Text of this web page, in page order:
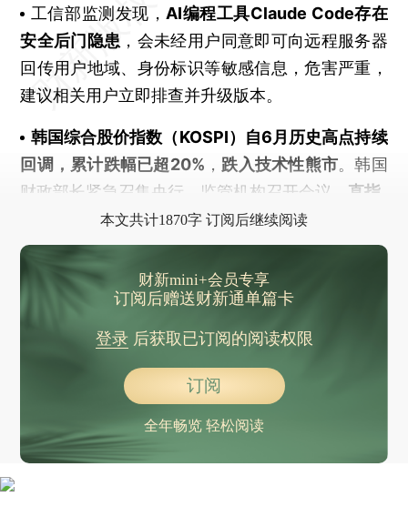
工信部监测发现， AI编程工具Claude Code存在
安全后门隐患 ，会未经用户同意即可向远程服务器
回传用户地域、身份标识等敏感信息，危害严重，
建议相关用户立即排查并升级版本。
韩国综合股价指数（KOSPI）自6月历史高点持续
回调，累计跌幅已超20% ， 跌入技术性熊市。韩国
财政部长紧急召集央行、监管机构召开会议
，直指
本文共计1870字 订阅后继续阅读
财新mini+会员专享
订阅后赠送财新通单篇卡
登录后获取已订阅的阅读权限
订阅
全年畅览 轻松阅读